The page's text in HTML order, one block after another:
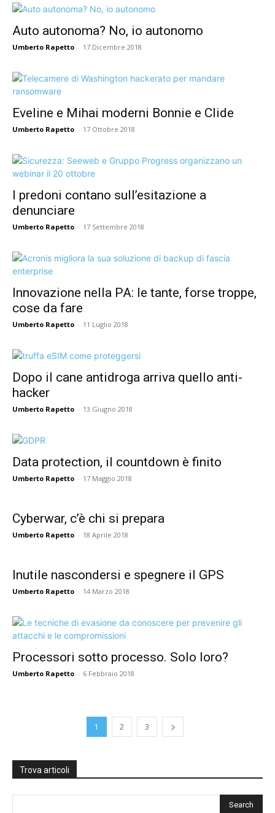
Auto autonoma? No, io autonomo
Umberto Rapetto - 17 Dicembre 2018
Eveline e Mihai moderni Bonnie e Clide
Umberto Rapetto - 17 Ottobre 2018
I predoni contano sull’esitazione a
denunciare
Umberto Rapetto - 17 Settembre 2018
Innovazione nella PA: le tante, forse troppe,
cose da fare
Umberto Rapetto - 11 Luglio 2018
Dopo il cane antidroga arriva quello anti-
hacker
Umberto Rapetto - 13 Giugno 2018
Data protection, il countdown è finito
Umberto Rapetto - 17 Maggio 2018
Cyberwar, c’è chi si prepara
Umberto Rapetto - 18 Aprile 2018
Inutile nascondersi e spegnere il GPS
Umberto Rapetto - 14 Marzo 2018
Processori sotto processo. Solo loro?
Umberto Rapetto - 6 Febbraio 2018
1 2 3
Trova articoli